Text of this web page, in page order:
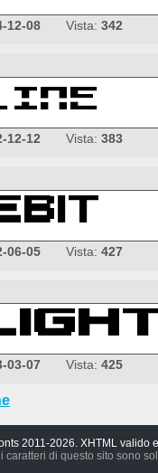
12-08 Vista: 342
12-12 Vista: 383
06-05 Vista: 427
03-07 Vista: 425
2011-2026. XHTML valido
caratteri di questo sito sono